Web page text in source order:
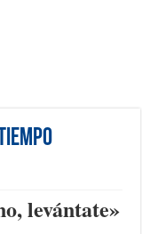
levántate»